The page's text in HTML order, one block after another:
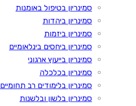
סמינריון בטיפול באומנות
סמינריון ביהדות
סמינריון ביזמות
סמינריון ביחסים בינלאומיים
סמינריון בייעוץ ארגוני
סמינריון בכלכלה
סמינריון בלימודים רב תחומיים
סמינריון בלשון ובלשנות